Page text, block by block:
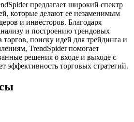
предлагает широкий спектр
которые делают ее незаменимым
и инвесторов. Благодаря
и построению трендовых
поиску идей для трейдинга и
TrendSpider помогает
решения о входе и выходе с
эффективность торговых стратегий.